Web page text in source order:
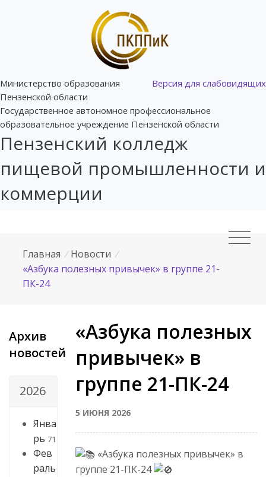
Версия для слабовидящих
Министерство образования
Пензенской области
Государственное автономное профессиональное
образовательное учреждение Пензенской области
Пензенский колледж
пищевой промышленности и
коммерции
Главная / Новости /
«Азбука полезных привычек» в группе 21-
ПК-24
Архив
новостей
2026
Янва
рь 71
Фев
раль
«Азбука полезных
привычек» в
группе 21-ПК-24
5 ИЮНЯ 2026
«Азбука полезных привычек» в
группе 21-ПК-24